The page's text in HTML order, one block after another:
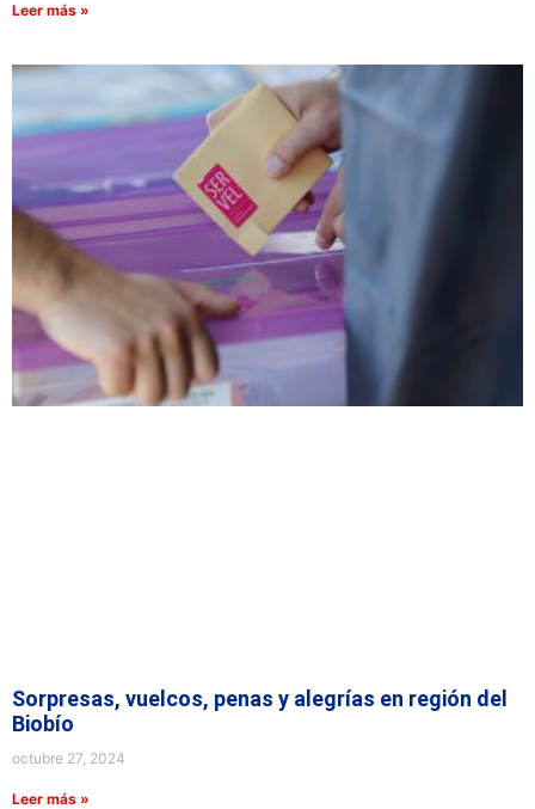
Leer más »
Sorpresas, vuelcos, penas y alegrías en región del
Biobío
octubre 27, 2024
Leer más »